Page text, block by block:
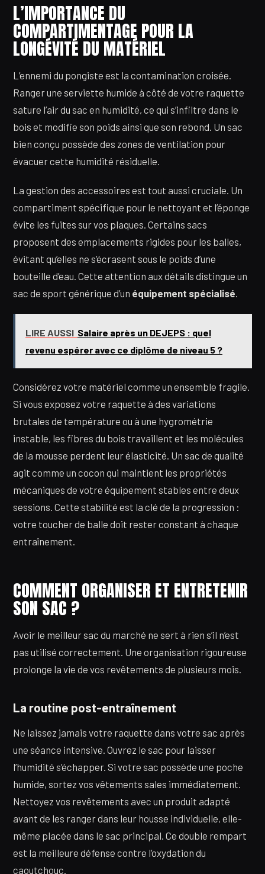
L’IMPORTANCE DU
COMPARTIMENTAGE POUR LA
LONGÉVITÉ DU MATÉRIEL
L’ennemi du pongiste est la contamination croisée.
Ranger une serviette humide à côté de votre raquette
sature l’air du sac en humidité, ce qui s’infiltre dans le
bois et modifie son poids ainsi que son rebond. Un sac
bien conçu possède des zones de ventilation pour
évacuer cette humidité résiduelle.
La gestion des accessoires est tout aussi cruciale. Un
compartiment spécifique pour le nettoyant et l’éponge
évite les fuites sur vos plaques. Certains sacs
proposent des emplacements rigides pour les balles,
évitant qu’elles ne s’écrasent sous le poids d’une
bouteille d’eau. Cette attention aux détails distingue un
sac de sport générique d’un équipement spécialisé
LIRE AUSSI Salaire après un DEJEPS : quel
revenu espérer avec ce diplôme de niveau 5 ?
Considérez votre matériel comme un ensemble fragile.
Si vous exposez votre raquette à des variations
brutales de température ou à une hygrométrie
instable, les fibres du bois travaillent et les molécules
de la mousse perdent leur élasticité. Un sac de qualité
agit comme un cocon qui maintient les propriétés
mécaniques de votre équipement stables entre deux
sessions. Cette stabilité est la clé de la progression :
votre toucher de balle doit rester constant à chaque
entraînement.
COMMENT ORGANISER ET ENTRETENIR
SON SAC ?
Avoir le meilleur sac du marché ne sert à rien s’il n’est
pas utilisé correctement. Une organisation rigoureuse
prolonge la vie de vos revêtements de plusieurs mois.
La routine post-entraînement
Ne laissez jamais votre raquette dans votre sac après
une séance intensive. Ouvrez le sac pour laisser
l’humidité s’échapper. Si votre sac possède une poche
humide, sortez vos vêtements sales immédiatement.
Nettoyez vos revêtements avec un produit adapté
avant de les ranger dans leur housse individuelle, elle-
même placée dans le sac principal. Ce double rempart
est la meilleure défense contre l’oxydation du
caoutchouc.